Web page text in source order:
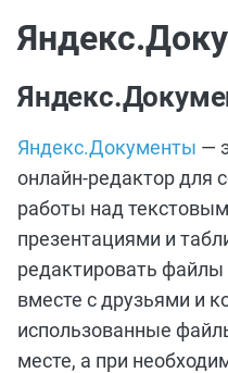
Яндекс.Документы —
онлайн-редактор для
работы над
презентациями и
редактировать файлы
вместе с друзьями и
использованные
месте, а при